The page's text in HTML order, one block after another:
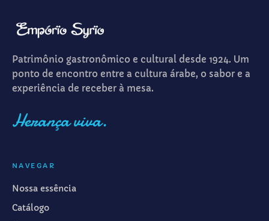
Patrimônio gastronômico e cultural desde 1924. Um
ponto de encontro entre a cultura árabe, o sabor e a
experiência de receber à mesa.
Herança viva.
NAVEGAR
Nossa essência
Catálogo